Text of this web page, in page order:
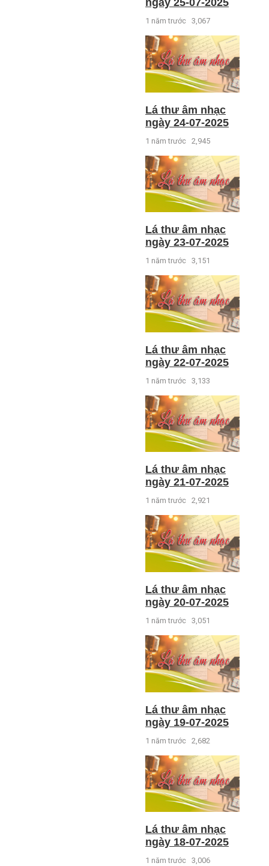
ngày 25-07-2025
1 năm trước 3,067
Lá thư âm nhạc
ngày 24-07-2025
1 năm trước 2,945
Lá thư âm nhạc
ngày 23-07-2025
1 năm trước 3,151
Lá thư âm nhạc
ngày 22-07-2025
1 năm trước 3,133
Lá thư âm nhạc
ngày 21-07-2025
1 năm trước 2,921
Lá thư âm nhạc
ngày 20-07-2025
1 năm trước 3,051
Lá thư âm nhạc
ngày 19-07-2025
1 năm trước 2,682
Lá thư âm nhạc
ngày 18-07-2025
1 năm trước 3,006